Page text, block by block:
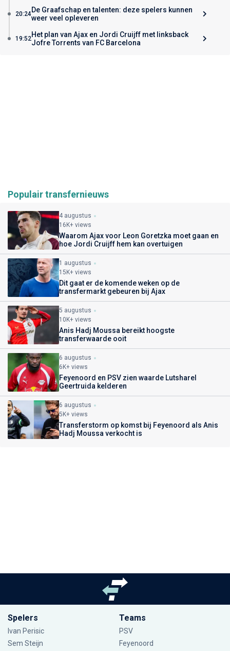
20:24De Graafschap en talenten: deze spelers kunnen
weer veel opleveren
19:52Het plan van Ajax en Jordi Cruijff met linksback
Jofre Torrents van FC Barcelona
Populair transfernieuws
4 augustus
16K+ views
Waarom Ajax voor Leon Goretzka moet gaan en
hoe Jordi Cruijff hem kan overtuigen
1 augustus
15K+ views
Dit gaat er de komende weken op de
transfermarkt gebeuren bij Ajax
5 augustus
10K+ views
Anis Hadj Moussa bereikt hoogste
transferwaarde ooit
6 augustus
6K+ views
Feyenoord en PSV zien waarde Lutsharel
Geertruida kelderen
6 augustus
5K+ views
Transferstorm op komst bij Feyenoord als Anis
Hadj Moussa verkocht is
Spelers
Ivan Perisic
Sem Steijn
Teams
PSV
Feyenoord